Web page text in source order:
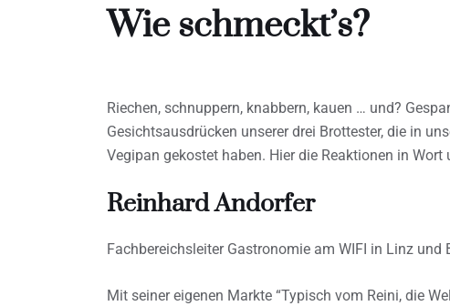
Wie schmeckt’s?
Riechen, schnuppern, knabbern, kauen … und?
Gesichtsausdrücken unserer drei Brottester, die in
Vegipan gekostet haben. Hier die Reaktionen in Wort
Reinhard Andorfer
Fachbereichsleiter Gastronomie am WIFI in Linz und
Mit seiner eigenen Markte “Typisch vom Reini, die